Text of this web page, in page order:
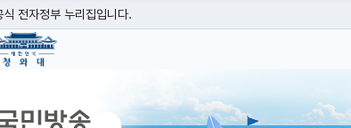
전자정부 누리집입니다.
기
도메인 주소를 사용하고 있다면 아래 URL에서 도메인 주소를 확인